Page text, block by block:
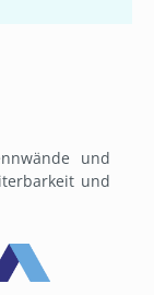
und
und